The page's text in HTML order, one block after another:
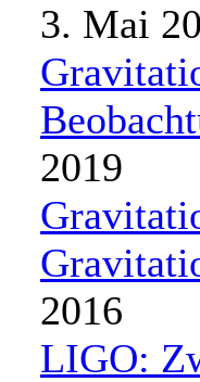
3. Mai
2019
2016
LIGO: